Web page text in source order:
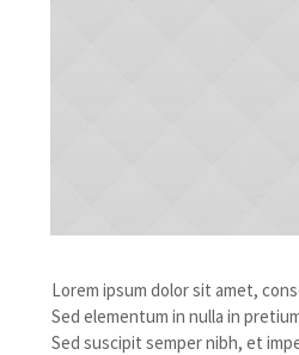
Lorem ipsum dolor sit amet,
Sed elementum in nulla in
Sed suscipit semper nibh, et